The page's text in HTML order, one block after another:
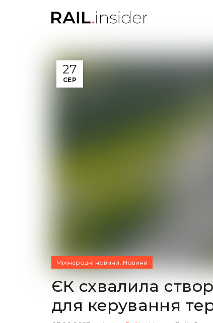
27
СЕР
Міжнародні новини, Новини
ЄК схвалила
для керування